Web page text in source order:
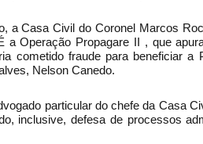
a Casa Civil do Coronel Marcos
a Operação Propagare II , que
cometido fraude para beneficiar
Nelson Canedo.
particular do chefe da Casa
inclusive, defesa de processos